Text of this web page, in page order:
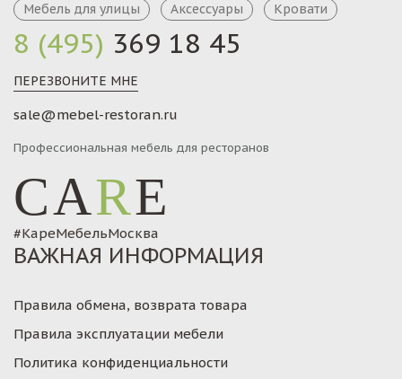
8 (495) 369 18 45
ПЕРЕЗВОНИТЕ МНЕ
sale@mebel-restoran.ru
Профессиональная мебель для ресторанов
CARE
#КареМебельМосква
Мебель для улицы
Аксессуары Кровати
ВАЖНАЯ ИНФОРМАЦИЯ
Правила обмена, возврата товара
Правила эксплуатации мебели
Политика конфиденциальности